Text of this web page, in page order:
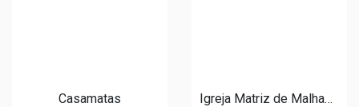
Casamatas Igreja Matriz de Malhada Sorda